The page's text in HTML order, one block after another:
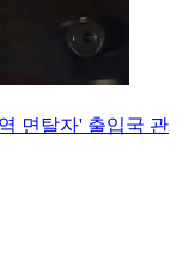
면탈자' 출입국 관